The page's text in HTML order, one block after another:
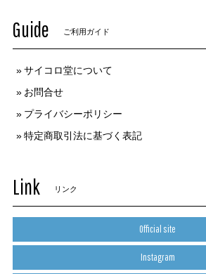
Guide ご利用ガイド
サイコロ堂について
お問合せ
プライバシーポリシー
特定商取引法に基づく表記
Link リンク
Official site
Instagram